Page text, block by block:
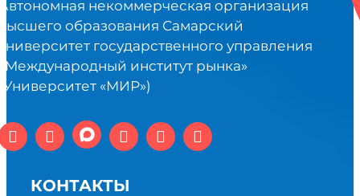
некоммерческая организация
образования Самарский
государственного управления
институт рынка»
«МИР»)
КОНТАКТЫ